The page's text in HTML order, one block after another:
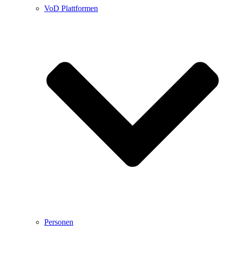
VoD Plattformen
Personen